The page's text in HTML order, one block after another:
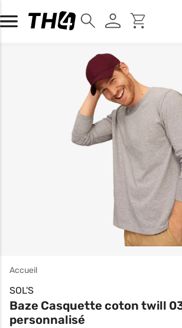
Accueil
SOL'S
Baze Casquette coton twill
personnalisé